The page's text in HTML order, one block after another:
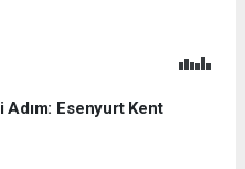
Adım: Esenyurt Kent